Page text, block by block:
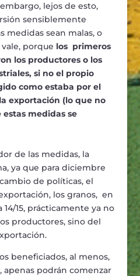
lejos de esto,
sensiblemente
medidas sean malas, o
porque los primeros
los productores o los
si no el propio
como estaba por el
exportación (lo que no
medidas se
de las medidas, la
ya que para diciembre
de políticas, el
los granos, en
14/15, prácticamente ya no
productores, sino del
beneficiados, al menos,
apenas podrán comenzar